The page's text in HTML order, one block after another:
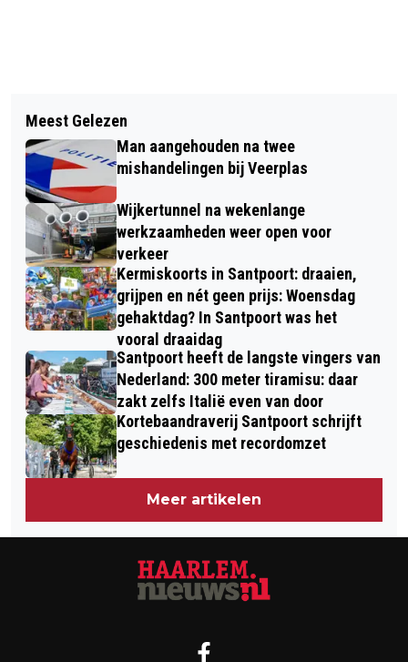
NIEUWE HAARLEMSE PODCAST:
'PLEZIER IN LEZEN'
STUDENTEN VONK ALKMAAR TONEN
BLOEMKUNST TIJDENS HOLLAND
DAHLIA EVENT 2025 IN KASTEELTUIN
KEUKENHOF
Meest Gelezen
Man aangehouden na twee
mishandelingen bij Veerplas
Wijkertunnel na wekenlange
werkzaamheden weer open voor
verkeer
Kermiskoorts in Santpoort: draaien,
grijpen en nét geen prijs: Woensdag
gehaktdag? In Santpoort was het
vooral draaidag
Santpoort heeft de langste vingers van
Nederland: 300 meter tiramisu: daar
zakt zelfs Italië even van door
Kortebaandraverij Santpoort schrijft
geschiedenis met recordomzet
Meer artikelen